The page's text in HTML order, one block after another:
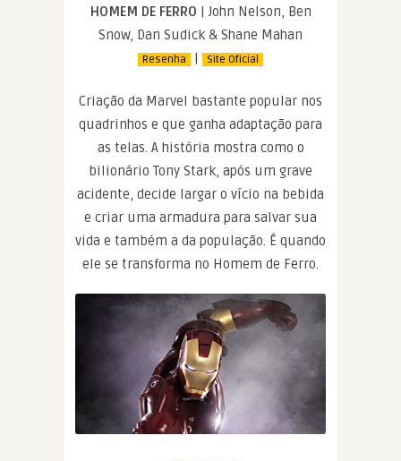
HOMEM DE FERRO | John Nelson, Ben
Snow, Dan Sudick & Shane Mahan
Resenha | Site Oficial
Criação da Marvel bastante popular nos
quadrinhos e que ganha adaptação para
as telas. A história mostra como o
bilionário Tony Stark, após um grave
acidente, decide largar o vício na bebida
e criar uma armadura para salvar sua
vida e também a da população. É quando
ele se transforma no Homem de Ferro.